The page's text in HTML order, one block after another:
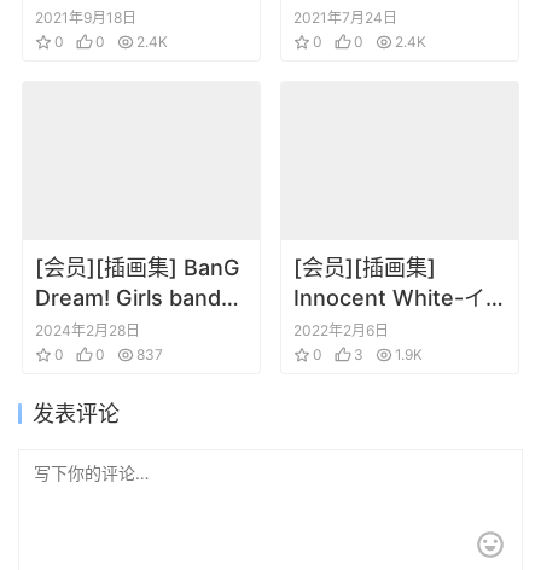
DEAD WOOD
DESIGNS
2021年9月18日
0
0 2.4K
FLCL特别的她分镜线
稿+设定集
2021年7月24日
0
0 2.4K
[会员][插画集] BanG
Dream! Girls band
party! Visual Book
Vol.4&5
2024年2月28日
0
0 837
[会员][插画集]
Innocent White-イ
ノセント ホワイト-
三嶋くろね 10th
2022年2月6日
0
3 1.9K
发表评论